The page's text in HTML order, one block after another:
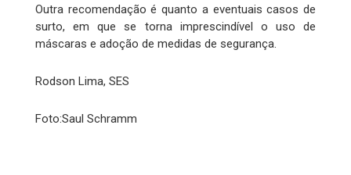
Outra recomendação é quanto a eventuais casos de
surto, em que se torna imprescindível o uso de
máscaras e adoção de medidas de segurança.
Rodson Lima, SES
Foto:Saul Schramm